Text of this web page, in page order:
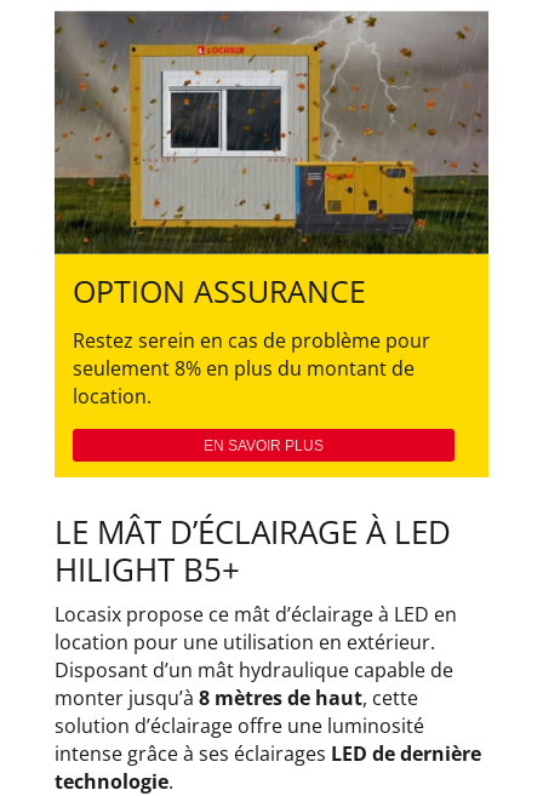
OPTION ASSURANCE
Restez serein en cas de problème pour
seulement 8% en plus du montant de
location.
EN SAVOIR PLUS
LE MÂT D’ÉCLAIRAGE À LED
HILIGHT B5+
Locasix propose ce mât d’éclairage à LED en
location pour une utilisation en extérieur.
Disposant d’un mât hydraulique capable de
monter jusqu’à 8 mètres de haut, cette
solution d’éclairage offre une luminosité
intense grâce à ses éclairages LED de dernière
technologie.